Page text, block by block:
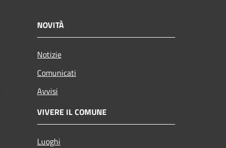
NOVITÀ
Notizie
Comunicati
Avvisi
VIVERE IL COMUNE
Luoghi